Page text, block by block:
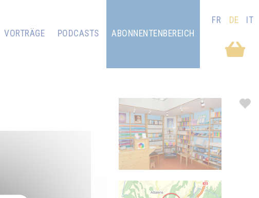
VORTRÄGE PODCASTS ABONNENTENBEREICH
FR DE IT